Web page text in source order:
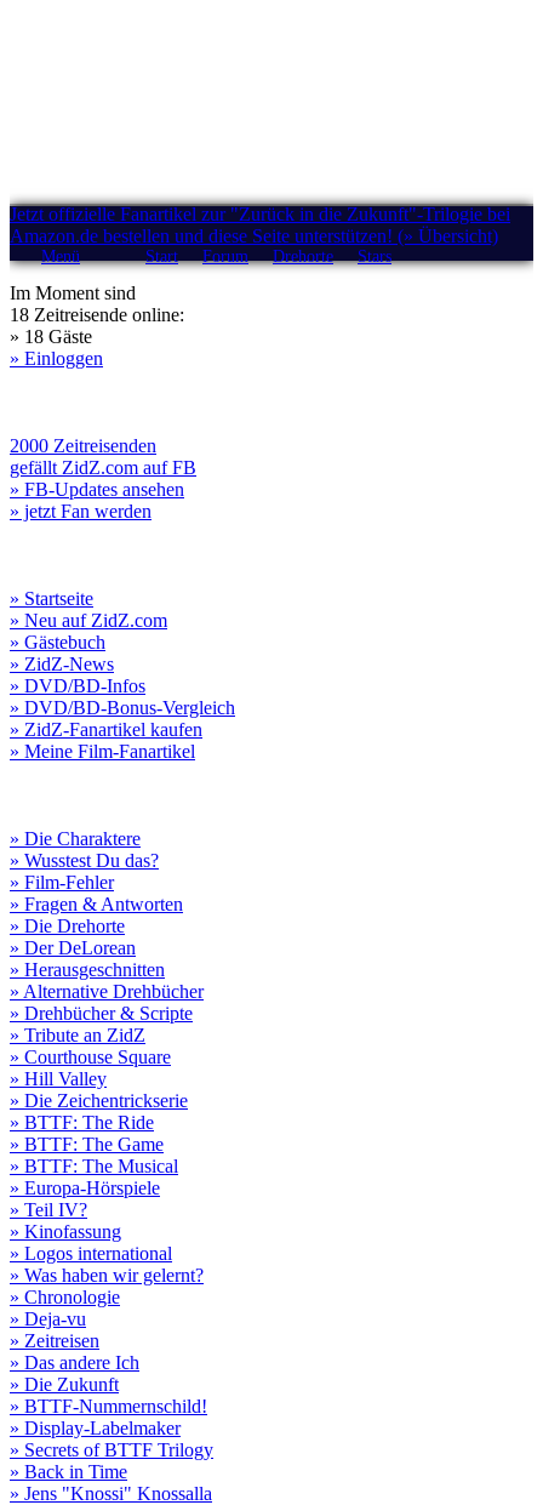
Jetzt offizielle Fanartikel zur "Zurück in die Zukunft"-Trilogie bei
Amazon.de bestellen und diese Seite unterstützen! (» Übersicht)
Menü Start Forum Drehorte Stars
Im Moment sind
18 Zeitreisende online:
» 18 Gäste
» Einloggen
2000 Zeitreisenden
gefällt ZidZ.com auf FB
» FB-Updates ansehen
» jetzt Fan werden
» Startseite
» Neu auf ZidZ.com
» Gästebuch
» ZidZ-News
» DVD/BD-Infos
» DVD/BD-Bonus-Vergleich
» ZidZ-Fanartikel kaufen
» Meine Film-Fanartikel
» Die Charaktere
» Wusstest Du das?
» Film-Fehler
» Fragen & Antworten
» Die Drehorte
» Der DeLorean
» Herausgeschnitten
» Alternative Drehbücher
» Drehbücher & Scripte
» Tribute an ZidZ
» Courthouse Square
» Hill Valley
» Die Zeichentrickserie
» BTTF: The Ride
» BTTF: The Game
» BTTF: The Musical
» Europa-Hörspiele
» Teil IV?
» Kinofassung
» Logos international
» Was haben wir gelernt?
» Chronologie
» Deja-vu
» Zeitreisen
» Das andere Ich
» Die Zukunft
» BTTF-Nummernschild!
» Display-Labelmaker
» Secrets of BTTF Trilogy
» Back in Time
» Jens "Knossi" Knossalla